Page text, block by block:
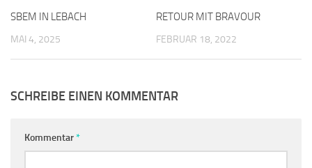
SBEM IN LEBACH
MAI 4, 2025
RETOUR MIT BRAVOUR
FEBRUAR 18, 2022
SCHREIBE EINEN KOMMENTAR
Kommentar*